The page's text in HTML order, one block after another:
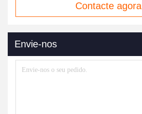
Contacte agora
Envie-nos